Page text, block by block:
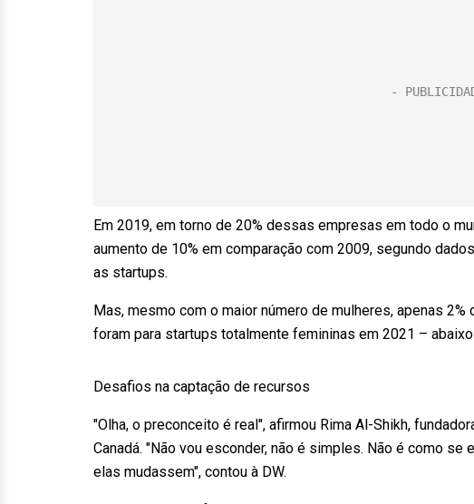
Em 2019, em torno de 20% dessas empresas em todo o
aumento de 10% em comparação com 2009, segundo
as startups.
Mas, mesmo com o maior número de mulheres, apenas
foram para startups totalmente femininas em 2021 –
Desafios na captação de recursos
"Olha, o preconceito é real", afirmou Rima Al-Shikh,
Canadá. "Não vou esconder, não é simples. Não é como
elas mudassem", contou à DW.